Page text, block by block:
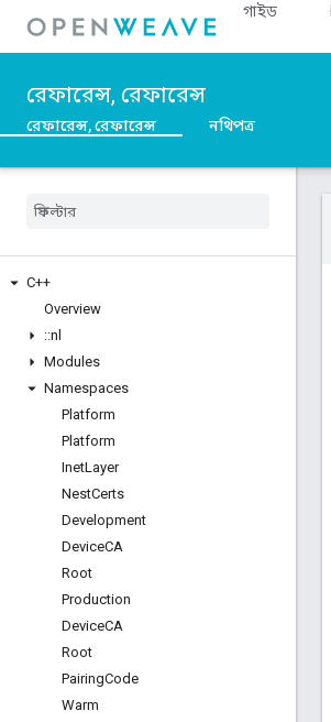
গাইড
রেফারেন্স, রেফারেন্স
রেফারেন্স, রেফারেন্স নথিপত্র
C++
Overview
::nl
Modules
Namespaces
Platform
Platform
InetLayer
NestCerts
Development
DeviceCA
Root
Production
DeviceCA
Root
PairingCode
Warm